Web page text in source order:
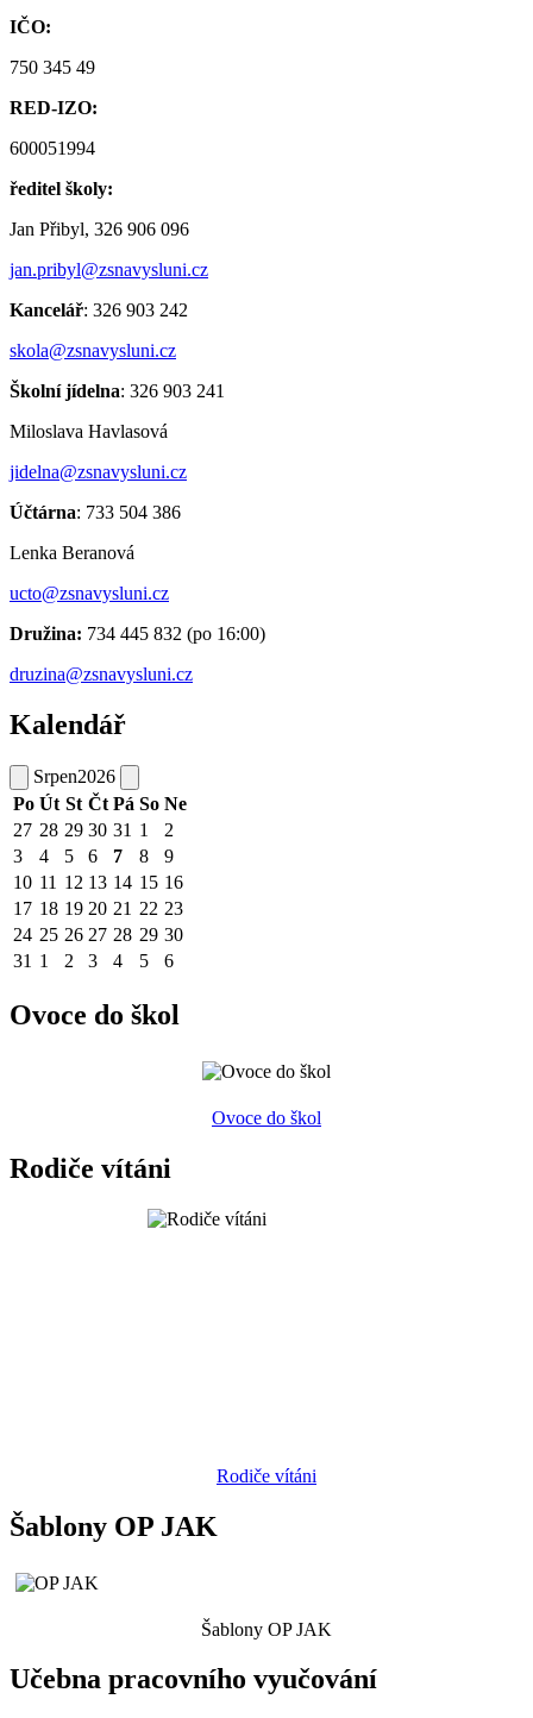
IČO:
750 345 49
RED-IZO:
600051994
ředitel školy:
Jan Přibyl, 326 906 096
jan.pribyl@zsnavysluni.cz
Kancelář: 326 903 242
skola@zsnavysluni.cz
Školní jídelna: 326 903 241
Miloslava Havlasová
jidelna@zsnavysluni.cz
Účtárna: 733 504 386
Lenka Beranová
ucto@zsnavysluni.cz
Družina: 734 445 832 (po 16:00)
druzina@zsnavysluni.cz
Kalendář
Srpen2026
Po Út St Čt Pá So Ne
27 28 29 30 31 1
2
3
4 5 6 7 8
9
10 11 12 13 14 15 16
17 18 19 20 21 22 23
24 25 26 27 28 29 30
31 1 2 3 4 5 6
Ovoce do škol
Ovoce do škol
Rodiče vítáni
Rodiče vítáni
Šablony OP JAK
Šablony OP JAK
Učebna pracovního vyučování